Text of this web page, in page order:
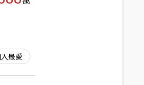
最愛